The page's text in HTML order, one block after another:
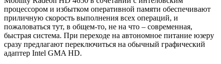
процессором и избытком оперативной памяти обеспечивают
приличную скорость выполнения всех операций, и
пожаловаться тут, в общем-то, не на что – современная,
быстрая система. При переходе на автономное питание юзеру
сразу предлагают переключиться на обычный графический
адаптер Intel GMA HD.